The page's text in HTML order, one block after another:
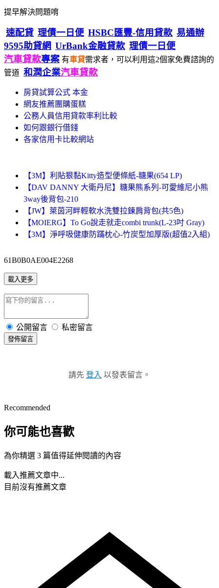
提早解決問題唷
速配貸 理債一日便 HSBC匯豐-信用貸款 易通辦
9595助貸網 UrBank金融貸款 理債一日便
汽車貸款專案 有車貸需求者，可以利用這2個家免費諮詢的
管道 和潤企業汽車貸款
房貸試算公式 本金
網友推薦團購蛋糕
公務人員信用貸款率利比較
如何跟銀行借錢
各家信用卡比較網站
【3M】利貼狠黏Kitty造型便條紙-糖果(654 LP)
【DAV DANNY 大衛丹尼】糖果熊系列-可愛維尼小熊
3way後背包-210
【JW】萊茵河畔輕軟水洗雙拉鍊肩背包(共5色)
【MOIERG】To Go說走就走combi trunk(L-23吋 Gray)
【3M】淨呼吸健康防蹣枕心-竹炭型加厚版(超值2入組)
61B0B0AE004E2268
載入更多
公開留言 私密留言
發佈留言
請先 登入 以發表留言。
Recommended
你可能也喜歡
為你精選 3 篇值得延伸閱讀的內容
載入推薦文章中...
目前沒有推薦文章